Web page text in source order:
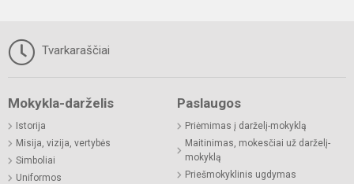
Tvarkaraščiai
Mokykla-darželis
Istorija
Misija, vizija, vertybės
Simboliai
Uniformos
Paslaugos
Priėmimas į darželį-mokyklą
Maitinimas, mokesčiai už darželį-
mokyklą
Priešmokyklinis ugdymas